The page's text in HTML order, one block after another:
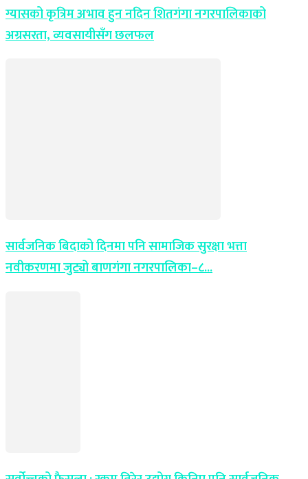
ग्यासको कृत्रिम अभाव हुन नदिन शितगंगा नगरपालिकाको
अग्रसरता, व्यवसायीसँग छलफल
सार्वजनिक बिदाको दिनमा पनि सामाजिक सुरक्षा भत्ता
नवीकरणमा जुट्यो बाणगंगा नगरपालिका–८...